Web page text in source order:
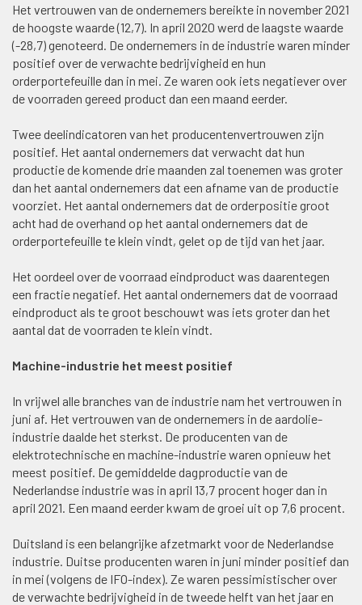
Het vertrouwen van de ondernemers bereikte in november 2021
de hoogste waarde (12,7). In april 2020 werd de laagste waarde
(-28,7) genoteerd. De ondernemers in de industrie waren minder
positief over de verwachte bedrijvigheid en hun
orderportefeuille dan in mei. Ze waren ook iets negatiever over
de voorraden gereed product dan een maand eerder.
Twee deelindicatoren van het producentenvertrouwen zijn
positief. Het aantal ondernemers dat verwacht dat hun
productie de komende drie maanden zal toenemen was groter
dan het aantal ondernemers dat een afname van de productie
voorziet. Het aantal ondernemers dat de orderpositie groot
acht had de overhand op het aantal ondernemers dat de
orderportefeuille te klein vindt, gelet op de tijd van het jaar.
Het oordeel over de voorraad eindproduct was daarentegen
een fractie negatief. Het aantal ondernemers dat de voorraad
eindproduct als te groot beschouwt was iets groter dan het
aantal dat de voorraden te klein vindt.
Machine-industrie het meest positief
In vrijwel alle branches van de industrie nam het vertrouwen in
juni af. Het vertrouwen van de ondernemers in de aardolie-
industrie daalde het sterkst. De producenten van de
elektrotechnische en machine-industrie waren opnieuw het
meest positief. De gemiddelde dagproductie van de
Nederlandse industrie was in april 13,7 procent hoger dan in
april 2021. Een maand eerder kwam de groei uit op 7,6 procent.
Duitsland is een belangrijke afzetmarkt voor de Nederlandse
industrie. Duitse producenten waren in juni minder positief dan
in mei (volgens de IFO-index). Ze waren pessimistischer over
de verwachte bedrijvigheid in de tweede helft van het jaar en